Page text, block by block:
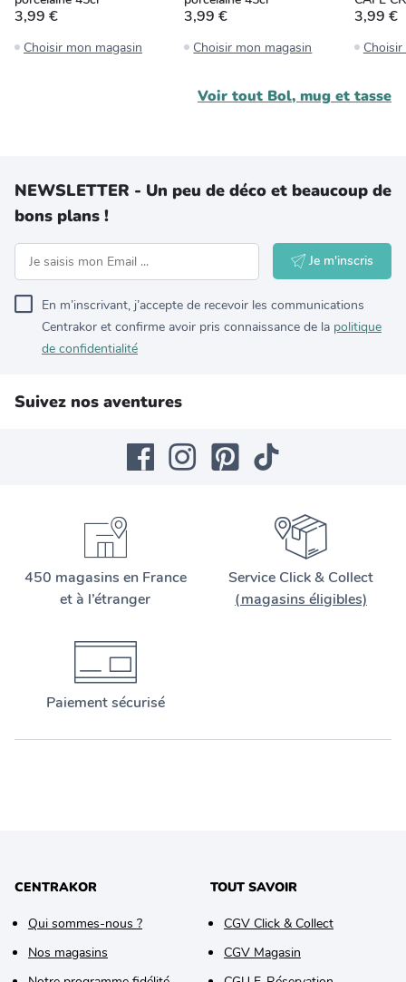
3,99 €
Choisir mon magasin
3,99 €
Choisir mon magasin
3,99 €
Voir tout Bol, mug et tasse
NEWSLETTER - Un peu de déco et beaucoup de
bons plans !
Je m'inscris
En m’inscrivant, j’accepte de recevoir les communications
Centrakor et confirme avoir pris connaissance de la politique
de confidentialité
Suivez nos aventures
450 magasins en France
et à l’étranger
Service Click & Collect
(magasins éligibles)
Paiement sécurisé
CENTRAKOR
Qui sommes-nous ?
Nos magasins
TOUT SAVOIR
CGV Click & Collect
CGV Magasin